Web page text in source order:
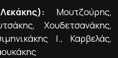
Μουτζούρης,
Χουδετσανάκης,
Ι., Καρβελάς,